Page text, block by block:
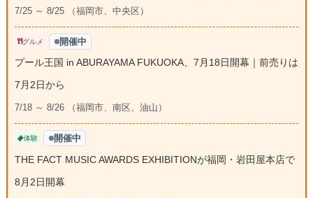
7/25 ～ 8/25 （福岡市、中央区）
グルメ 開催中
プール王国 in ABURAYAMA FUKUOKA、7月18日開幕｜前売りは
7月2日から
7/18 ～ 8/26 （福岡市、南区、油山）
体験 開催中
THE FACT MUSIC AWARDS EXHIBITIONが福岡・岩田屋本店で
8月2日開幕